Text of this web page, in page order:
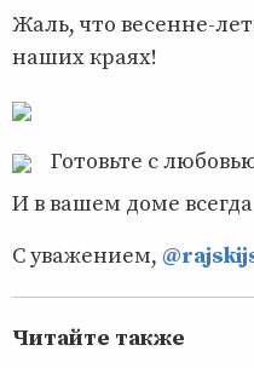
Жаль, что весенне-
наших краях!
Готовьте с
И в вашем доме
С уважением,
Читайте также